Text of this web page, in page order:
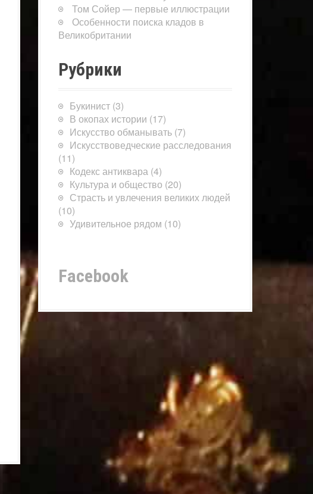
Том Сойер — первые иллюстрации
Особенности поиска кладов в
Великобритании
Рубрики
Букинист (3)
В окопах истории (17)
Искусство обманывать (7)
Искусствоведческие расследования
(11)
Кодекс антиквара (4)
Культура и общество (20)
Страсть и увлечения великих людей
(10)
Удивительное рядом (10)
Facebook